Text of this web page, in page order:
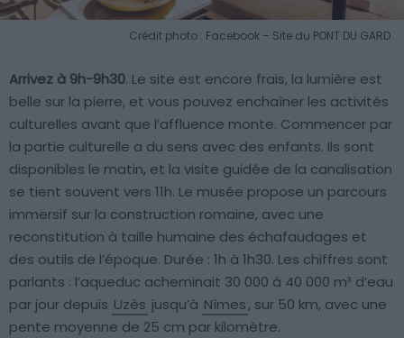
Crédit photo : Facebook – Site du PONT DU GARD
Arrivez à 9h-9h30. Le site est encore frais, la lumière est
belle sur la pierre, et vous pouvez enchaîner les activités
culturelles avant que l’affluence monte. Commencer par
la partie culturelle a du sens avec des enfants. Ils sont
disponibles le matin, et la visite guidée de la canalisation
se tient souvent vers 11h. Le musée propose un parcours
immersif sur la construction romaine, avec une
reconstitution à taille humaine des échafaudages et
des outils de l’époque. Durée : 1h à 1h30. Les chiffres sont
parlants : l’aqueduc acheminait 30 000 à 40 000 m³ d’eau
par jour depuis Uzès jusqu’à Nîmes, sur 50 km, avec une
pente moyenne de 25 cm par kilomètre.